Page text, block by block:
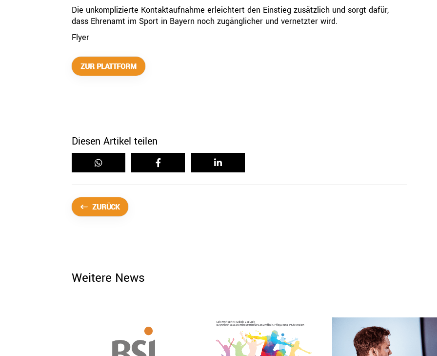
Die unkomplizierte Kontaktaufnahme erleichtert den Einstieg zusätzlich und sorgt dafür,
dass Ehrenamt im Sport in Bayern noch zugänglicher und vernetzter wird.
Flyer
ZUR PLATTFORM
Diesen Artikel teilen
ZURÜCK
Weitere News